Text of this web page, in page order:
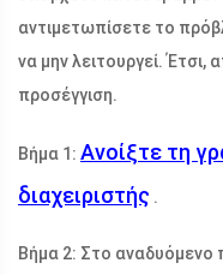
αντιμετωπίσετε το
να μην λειτουργεί.
προσέγγιση.
Βήμα 1: Ανοίξτε τη
διαχειριστής .
Βήμα 2: Στο αναδυόμενο